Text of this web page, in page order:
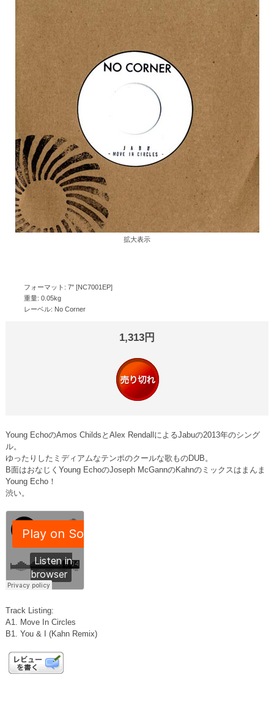
拡大表示
フォーマット: 7" [NC7001EP]
重量: 0.05kg
レーベル: No Corner
1,313円
Young EchoのAmos ChildsとAlex RendallによるJabuの2013年のシング
ル。
ゆったりしたミディアムなテンポのクールな歌ものDUB。
B面はおなじくYoung EchoのJoseph McGannのKahnのミックスはまんま
Young Echo！
渋い。
Track Listing:
A1. Move In Circles
B1. You & I (Kahn Remix)